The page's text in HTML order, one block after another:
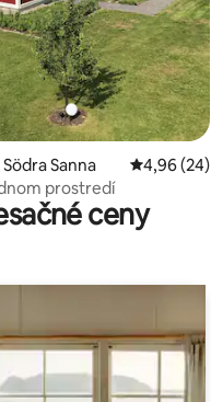
z 5, počet hodnotení: 25
Sanna
4,96 (24)
prostredí
ceny